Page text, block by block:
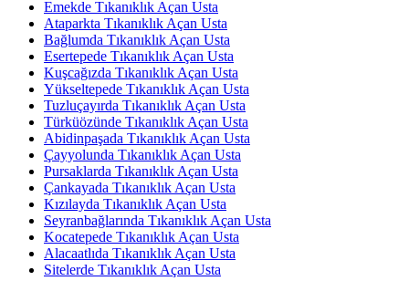
Emekde Tıkanıklık Açan Usta
Ataparkta Tıkanıklık Açan Usta
Bağlumda Tıkanıklık Açan Usta
Esertepede Tıkanıklık Açan Usta
Kuşcağızda Tıkanıklık Açan Usta
Yükseltepede Tıkanıklık Açan Usta
Tuzluçayırda Tıkanıklık Açan Usta
Türküözünde Tıkanıklık Açan Usta
Abidinpaşada Tıkanıklık Açan Usta
Çayyolunda Tıkanıklık Açan Usta
Pursaklarda Tıkanıklık Açan Usta
Çankayada Tıkanıklık Açan Usta
Kızılayda Tıkanıklık Açan Usta
Seyranbağlarında Tıkanıklık Açan Usta
Kocatepede Tıkanıklık Açan Usta
Alacaatlıda Tıkanıklık Açan Usta
Sitelerde Tıkanıklık Açan Usta